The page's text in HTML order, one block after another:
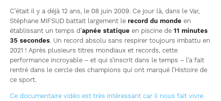
C’était il y a déjà 12 ans, le 08 juin 2009. Ce jour là, dans le Var,
Stéphane MIFSUD battait largement le record du monde en
établissant un temps d’apnée statique en piscine de 11 minutes
35 secondes. Un record absolu sans respirer toujours imbattu en
2021 ! Après plusieurs titres mondiaux et records, cette
performance incroyable – et qui s’inscrit dans le temps – l’a fait
rentré dans le cercle des champions qui ont marqué l’Histoire de
ce sport.
Ce documentaire vidéo est très intéressant car il nous fait vivre